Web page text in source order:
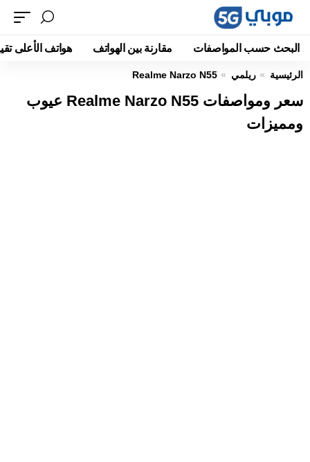
البحث حسب المواصفات مقارنة بين الهواتف هواتف الأعلى
الرئيسية ريلمي Realme Narzo N55
سعر ومواصفات Realme Narzo N55 عيوب
ومميزات